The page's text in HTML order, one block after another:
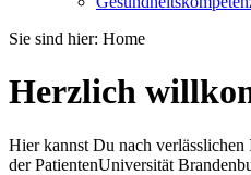
Sie sind hier: Home
Herzlich
Hier kannst Du nach
der PatientenUniversität